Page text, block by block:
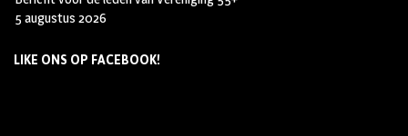
5 augustus 2026
LIKE ONS OP FACEBOOK!